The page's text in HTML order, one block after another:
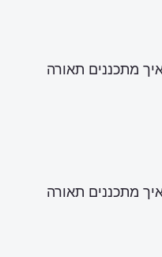
מתכננים תאורה
מתכננים תאורה